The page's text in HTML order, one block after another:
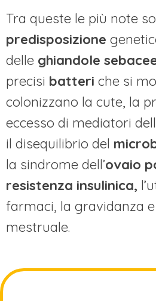
Tra queste le più note
predisposizione
delle ghiandole
precisi batteri che si
colonizzano la cute, la
eccesso di mediatori
il disequilibrio del
la sindrome dell’ovaio
resistenza insulinica,
farmaci, la gravidanza
mestruale.